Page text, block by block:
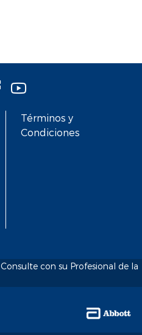
Términos y
Condiciones
con su Profesional de la